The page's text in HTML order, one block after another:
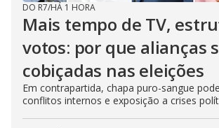
DO R7/HÁ 1 HORA
Mais tempo de TV,
votos: por que alianças
cobiçadas nas eleições
Em contrapartida, chapa puro-sangue
conflitos internos e exposição a crises